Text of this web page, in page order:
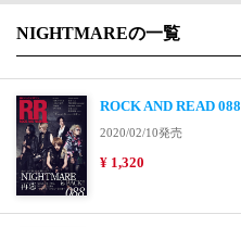
NIGHTMAREの一覧
ROCK AND READ 088
2020/02/10発売
¥ 1,320